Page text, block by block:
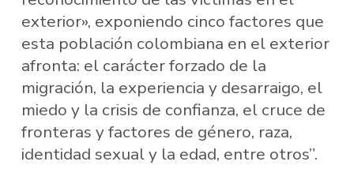
exterior», exponiendo cinco factores que
esta población colombiana en el exterior
afronta: el carácter forzado de la
migración, la experiencia y desarraigo, el
miedo y la crisis de confianza, el cruce de
fronteras y factores de género, raza,
identidad sexual y la edad, entre otros”.